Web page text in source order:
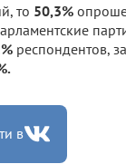
то 50,3%
респондентов, за
в